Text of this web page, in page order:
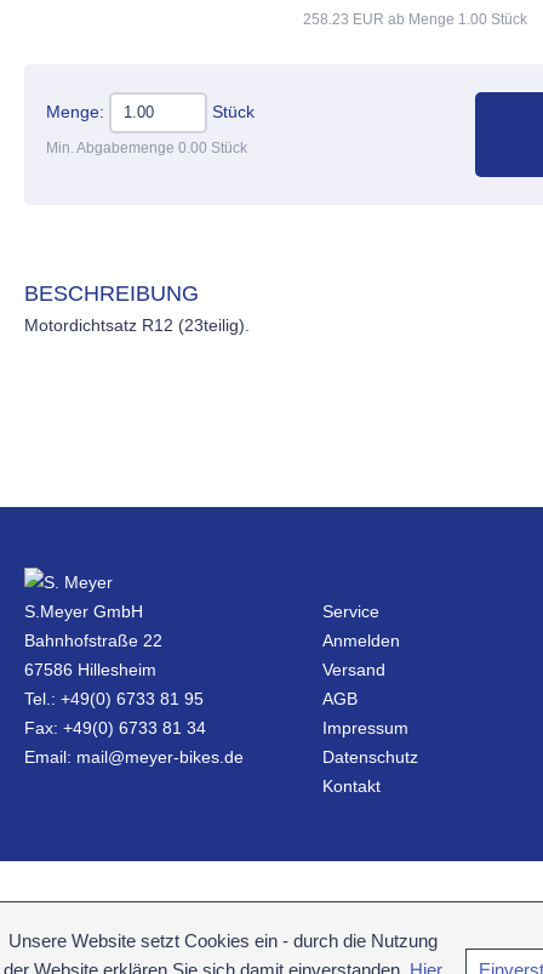
258.23 EUR ab Menge 1.00 Stück
Menge: Stück
Min. Abgabemenge 0.00 Stück
BESCHREIBUNG
Motordichtsatz R12 (23teilig).
S.Meyer GmbH
Bahnhofstraße 22
67586 Hillesheim
Tel.: +49(0) 6733 81 95
Fax: +49(0) 6733 81 34
Email: mail@meyer-bikes.de
Service
Anmelden
Versand
AGB
Impressum
Datenschutz
Kontakt
Unsere Website setzt Cookies ein - durch die Nutzung
der Website erklären Sie sich damit einverstanden. Hier